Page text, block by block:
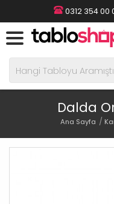
0312 354 00
Dalda
Ana Sayfa